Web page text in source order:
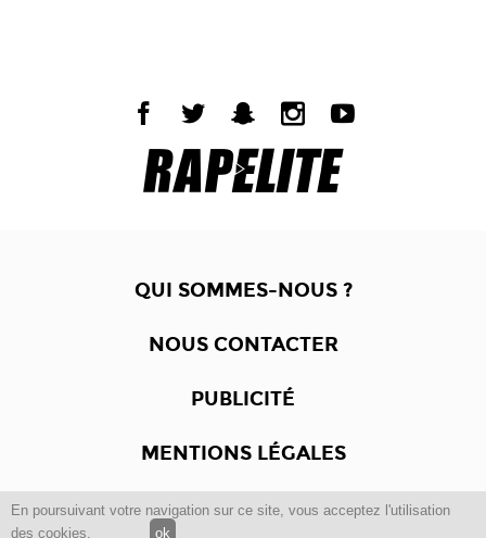
En poursuivant votre navigation sur ce site, vous acceptez l'utilisation
des cookies.
ok
QUI SOMMES-NOUS ?
NOUS CONTACTER
PUBLICITÉ
MENTIONS LÉGALES
Copyright © 2012 -2017Dewalgo- Tous droits réservés.